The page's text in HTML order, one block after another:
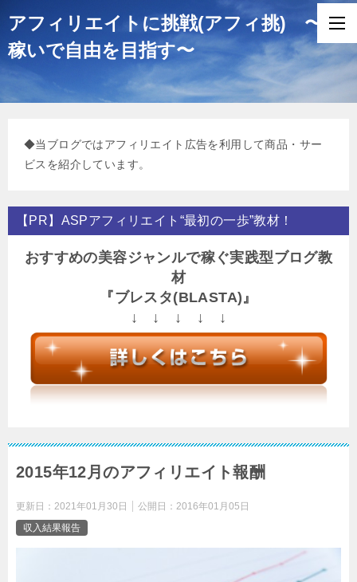
アフィリエイトに挑戦(アフィ挑) 〜
稼いで自由を目指す〜
◆当ブログではアフィリエイト広告を利用して商品・サー
ビスを紹介しています。
【PR】ASPアフィリエイト“最初の一歩”教材！
おすすめの美容ジャンルで稼ぐ実践型ブログ教
材
『ブレスタ(BLASTA)』
↓ ↓ ↓ ↓ ↓
2015年12月のアフィリエイト報酬
更新日： 2021年01月30日 公開日： 2016年01月05日
収入結果報告